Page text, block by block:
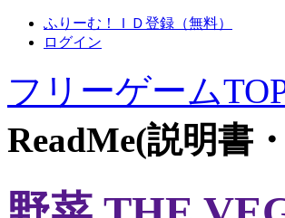
ふりーむ！ＩＤ登録（無料）
ログイン
フリーゲーム
ReadMe(説明書